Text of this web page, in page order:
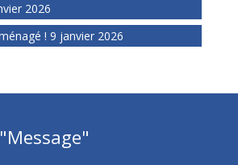
2026
! 9 janvier 2026